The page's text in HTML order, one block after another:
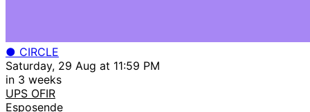
● CIRCLE
Saturday, 29 Aug at 11:59 PM
in 3 weeks
UPS OFIR
Esposende